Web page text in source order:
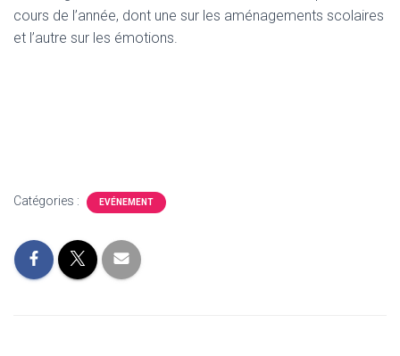
cours de l’année, dont une sur les aménagements scolaires
et l’autre sur les émotions.
Catégories : EVÉNEMENT